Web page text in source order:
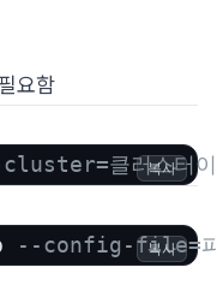
요함
클러스터
복사
--config-file=파
복사